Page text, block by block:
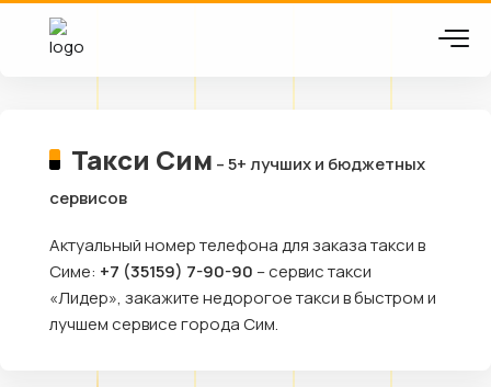
Такси Сим – 5+ лучших и бюджетных
сервисов
Актуальный номер телефона для заказа такси в
Симе: +7 (35159) 7-90-90 – сервис такси
«Лидер», закажите недорогое такси в быстром и
лучшем сервисе города Сим.